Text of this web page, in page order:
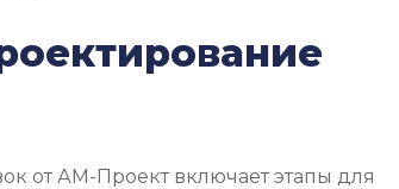
от АМ-Проект включает этапы для